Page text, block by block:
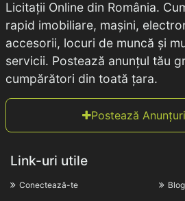
Licitații Online din România.
rapid imobiliare, mașini,
accesorii, locuri de muncă și
servicii. Postează anunțul tău
cumpărători din toată țara.
Postează
Link-uri utile
Conectează-te Blog